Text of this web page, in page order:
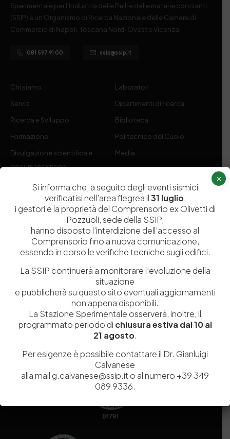
Sperimentale per l’Industria delle Pelli e delle materie concianti
(SSIP) è un Organismo di Ricerca Nazionale delle Camere di
Commercio di Napoli, Toscana Nord-Ovest e Vicenza.
081 597 91 00 ssip@ssip.it
Chi siamo
Servizi
Ricerca e Sviluppo
Formazione
Divulgazione scientifica e
documentazione
Contribuenti
Laboratori
Dipartimenti di ricerca
Biblioteca
Politecnico del Cuoio
Media
Amministrazione Trasparente
Codice fiscale e Partita Iva07936981211
Iscrizione REA
NA 920756
Codice di iscrizione all’Anagrafe Nazionale delle Ricerche del
MIUR 000290_EIRI
Euro9.690.240,00
stazionesperimentaleindustriapelli@legalmail.it
Sede legaleVia Campi Flegrei, 34 – 80078 Pozzuoli (NA) – Tel. +39
Si informa che, a seguito degli eventi sismici
verificatisi nell’area flegrea il31 luglio,
i gestori e la proprietà del Comprensorio ex Olivetti di
Pozzuoli, sede della SSIP,
hanno disposto l’interdizione dell’accesso al
Comprensorio fino a nuova comunicazione,
essendo in corso le verifiche tecniche sugli edifici.
La SSIP continuerà a monitorare l’evoluzione della
situazione
e pubblicherà su questo sito eventuali aggiornamenti
non appena disponibili.
La Stazione Sperimentale osserverà, inoltre, il
programmato periodo di chiusura estiva dal 10 al
21 agosto.
Per esigenze è possibile contattare il Dr. Gianluigi
Calvanese
alla mail g.calvanese@ssip.it o al numero +39 349
089 9336.
×